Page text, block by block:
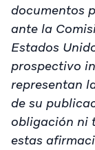
documentos
ante la
Estados
prospectivo
representan
de su
obligación ni
estas